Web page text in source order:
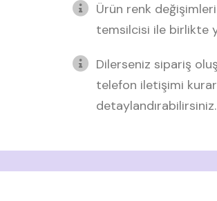
Ürün renk
temsilcisi ile birlikte
Dilerseniz sipariş
telefon iletişimi
detaylandırabilirsiniz.